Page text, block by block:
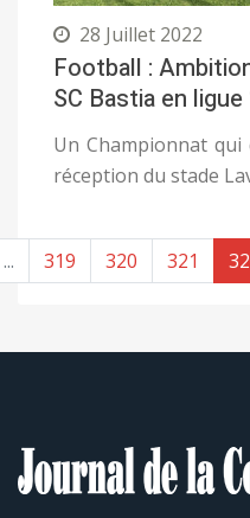
28 Juillet 2022
Football :
SC Bastia en ligue
Un Championnat qui
réception du stade
... 319 320 321